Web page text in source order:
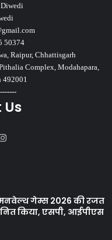
50374
Raipur, Chhattisgarh
Complex, Modahapara,
492001
गेम्स 2026 की रजत
किया, एसपी, आईपीएस